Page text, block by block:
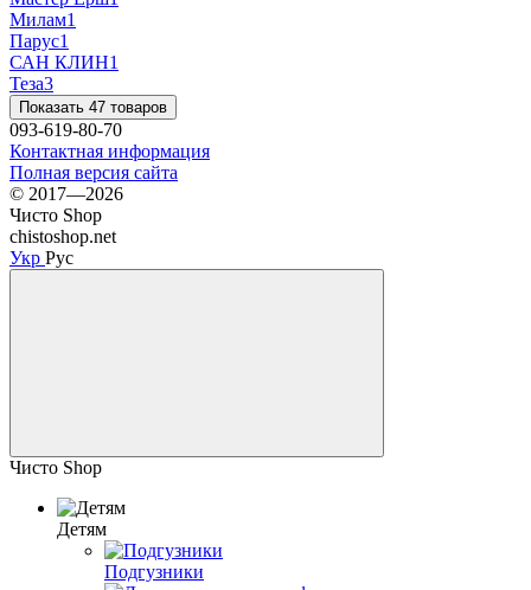
Милам1
Парус1
САН КЛИН1
Теза3
Показать 47 товаров
093-619-80-70
Контактная информация
Полная версия сайта
© 2017—2026
Чисто Shop
chistoshop.net
Укр Рус
Чисто Shop
Детям
Подгузники